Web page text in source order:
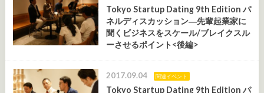
Tokyo Startup Dating 9th Edition パ
ネルディスカッション―先輩起業家に
聞くビジネスをスケール/ブレイクスル
ーさせるポイント<後編>
2017.09.04 関連イベント
Tokyo Startup Dating 9th Edition パ